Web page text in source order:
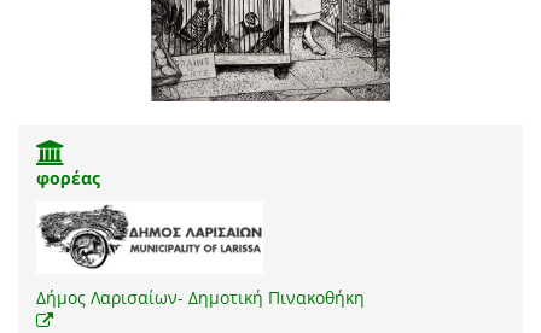
φορέας
Δήμος Λαρισαίων- Δημοτική Πινακοθήκη